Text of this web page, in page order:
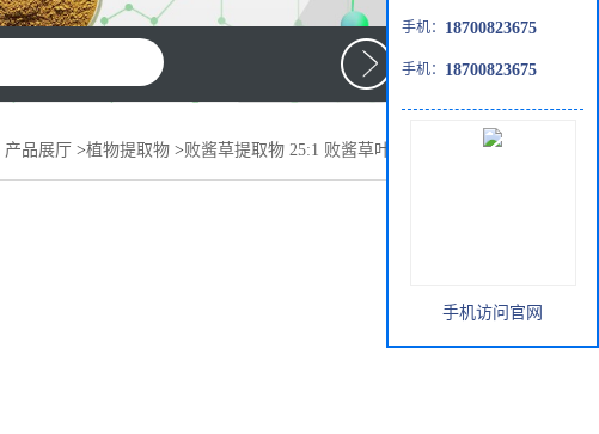
产品展厅 >植物提取物 >败酱草提取物 25:1 败酱草叶粉 山苦荬提取物
手机： 18700823675
手机： 18700823675
手机访问官网